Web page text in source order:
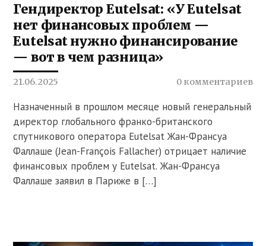
Гендиректор Eutelsat: «У Eutelsat
нет финансовых проблем —
Eutelsat нужно финансирование
— вот в чем разница»
21.06.2025 0 комментариев
Назначенный в прошлом месяце новый генеральный
директор глобального франко-британского
спутникового оператора Eutelsat Жан-Франсуа
Фаллаше (Jean-François Fallacher) отрицает наличие
финансовых проблем у Eutelsat. Жан-Франсуа
Фаллаше заявил в Париже в […]